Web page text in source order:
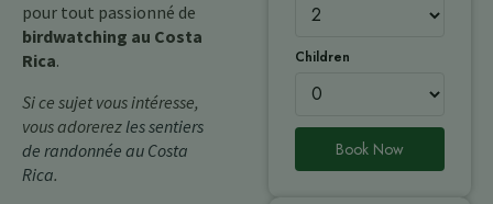
pour tout passionné de
birdwatching au Costa
Rica.
Si ce sujet vous intéresse,
vous adorerez les sentiers
de randonnée au Costa
Rica.
Children
Book Now